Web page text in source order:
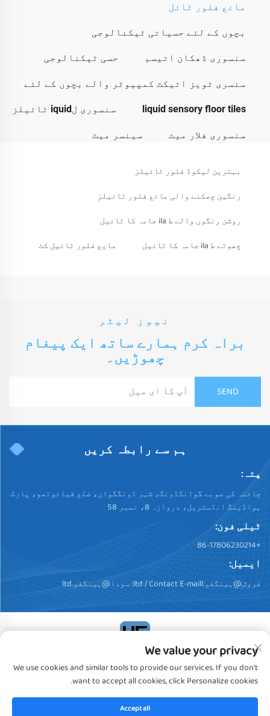
مائع فلور ٹائل
بچوں کے لئے حسیاتی ٹیکنالوجی
سنسوری ڈھکان اتیسم حسی ٹیکنالوجی
سنسری ٹویز اتیکٹ کمپیوٹر والے بچوں کے لئے
liquid sensory floor tiles سنسوری لiquid ٹائیلز
سنسوری فلار میٹ سینسر میٹ
بہترین لیکوڈ فلور ٹائیلز
رنگین چھکنے والی مائع فلور ٹائیلز
روشن رنگوں والے ط ila جامہ کا ٹائیل
چھوٹے ط ila جامہ کا ٹائیل
مایع فلور ٹائیل کٹ
نیوز لیٹر
براہ کرم ہمارے ساتھ ایک پیغام
چھوڑیں۔
ہم سے رابطہ کریں
پتہ:
چائنہ کی صوبے گوانگڈونگ، شہر ڈونگگوان، ضلع قیائوتھو، پارک
ہواڈینگ انڈسٹریل، دروازہ 8، نمبر 58
ٹیلی فون:
+86-17806230214
ایمیل:
فروش@ہینگفو.ltd/ Contact E-maill: سودا@ہینگفو.ltd
کاپی رائٹ © 2024، ڈونگگوان ہینگفو پلسٹک پروڈکٹس کو.,
لیمیٹڈ. تمام حقوق محفوظ ہیںخصوصیت رپورٹ
We value your privacy
We use cookies and similar tools to provide our services. If you don't
want to accept all cookies, click Personalize cookies.
Accept all